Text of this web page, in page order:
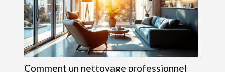
Comment un nettoyage professionnel